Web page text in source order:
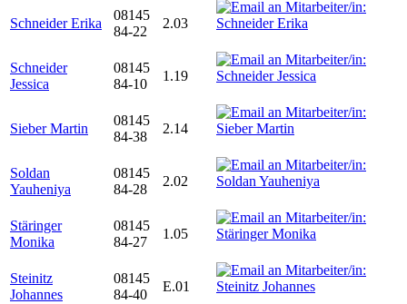
Schneider Erika
08145
84-22
2.03
Schneider
Jessica
08145
84-10
1.19
Sieber Martin
08145
84-38
2.14
Soldan
Yauheniya
08145
84-28
2.02
Stäringer
Monika
08145
84-27
1.05
Steinitz
Johannes
08145
84-40
E.01